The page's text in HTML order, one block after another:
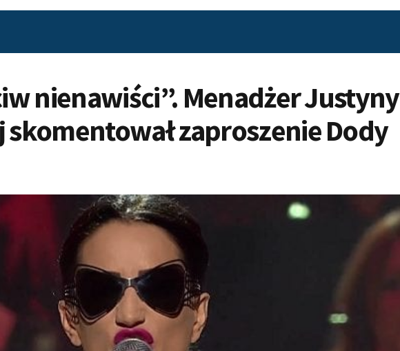
nienawiści”. Menadżer Justyny
zaproszenie Dody